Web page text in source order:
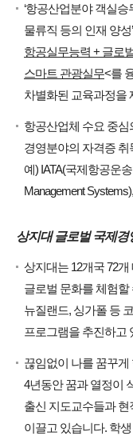
‘항공산업분야 객실
물류직 등의 인재 양
항공실무능력 + 글로
스마트 관광실무<를
차별화된 교육과정을
항공산업체 수요 중
경영분야의 자격증
예) IATA(국제항공운송
Management
상지대 글로벌 국제
상지대는 12개국 72
글로벌 문화를 체험할
뉴질랜드, 싱가폴 등
프로그램을 추진하고
끊임없이 나를 꿈꾸게
4년동안 꿈과 열정이
출신 지도교수들과
이끌고 있습니다. 학